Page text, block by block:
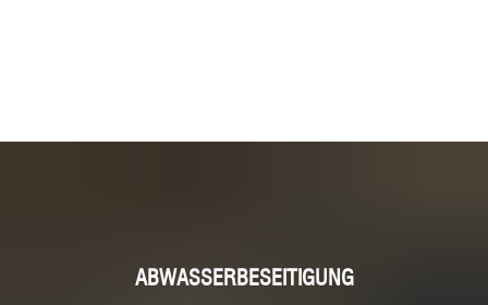
ABWASSERBESEITIGUNG